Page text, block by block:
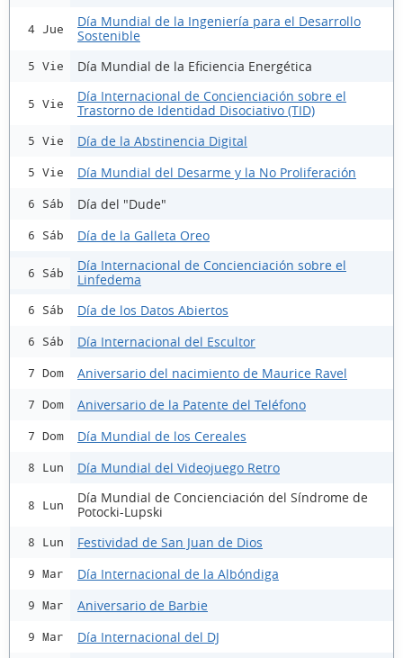
4 Jue
Día Mundial de la Ingeniería para el Desarrollo
Sostenible
5 Vie Día Mundial de la Eficiencia Energética
5 Vie
Día Internacional de Concienciación sobre el
Trastorno de Identidad Disociativo (TID)
5 Vie Día de la Abstinencia Digital
5 Vie Día Mundial del Desarme y la No Proliferación
6 Sáb Día del "Dude"
6 Sáb Día de la Galleta Oreo
6 Sáb
Día Internacional de Concienciación sobre el
Linfedema
6 Sáb Día de los Datos Abiertos
6 Sáb Día Internacional del Escultor
7 Dom Aniversario del nacimiento de Maurice Ravel
7 Dom Aniversario de la Patente del Teléfono
7 Dom Día Mundial de los Cereales
8 Lun Día Mundial del Videojuego Retro
8 Lun
Día Mundial de Concienciación del Síndrome de
Potocki-Lupski
8 Lun Festividad de San Juan de Dios
9 Mar Día Internacional de la Albóndiga
9 Mar Aniversario de Barbie
9 Mar Día Internacional del DJ